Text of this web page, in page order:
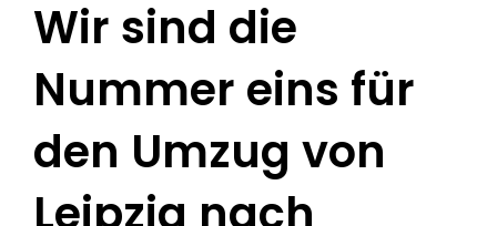
Wir sind die
Nummer eins für
den Umzug von